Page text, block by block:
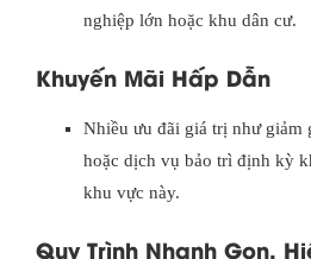
nghiệp lớn hoặc khu dân cư.
Khuyến Mãi Hấp Dẫn
Nhiều ưu đãi giá trị như giảm
hoặc dịch vụ bảo trì định kỳ
khu vực này.
Quy Trình Nhanh Gọn,